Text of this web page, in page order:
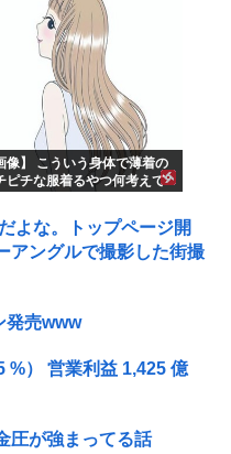
像】 こういう身体で薄着の
ピチな服着るやつ何考えて
よな。トップページ開
アングルで撮影した街撮
発売www
%） 営業利益 1,425 億
圧が強まってる話